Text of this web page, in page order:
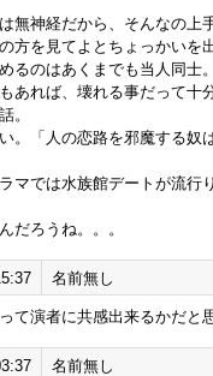
無神経だから、そんなの
方を見てよとちょっかいを
るのはあくまでも当人同士。
あれば、壊れる事だって十
。
。「人の恋路を邪魔する奴
マでは水族館デートが流行
だろうね。。。
名前無し
て演者に共感出来るかだと
名前無し